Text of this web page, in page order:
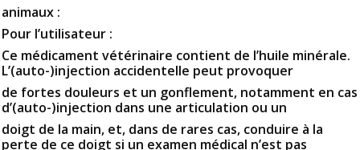
animaux :
Pour l’utilisateur :
Ce médicament vétérinaire contient de l’huile minérale.
L’(auto-)injection accidentelle peut provoquer
de fortes douleurs et un gonflement, notamment en cas
d’(auto-)injection dans une articulation ou un
doigt de la main, et, dans de rares cas, conduire à la
perte de ce doigt si un examen médical n’est pas